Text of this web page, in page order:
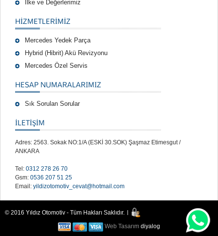
İlke ve Değerlerimiz
HIZMETLERIMIZ
Mercedes Yedek Parça
Hybrid (Hibrit) Akü Revizyonu
Mercedes Özel Servis
HESAP NUMARALARIMIZ
Sık Sorulan Sorular
İLETİŞİM
Adres: 2563. Sokak NO:1/A (ESKİ 30.SOK) Şaşmaz Etimesgut /
ANKARA
Tel: 0312 278 26 70
Gsm: 0536 207 51 25
Email: yildizotomotiv_cevat@hotmail.com
© 2016 Yıldız Otomotiv - Tüm Hakları Saklıdır.
Web Tasarım diyalog